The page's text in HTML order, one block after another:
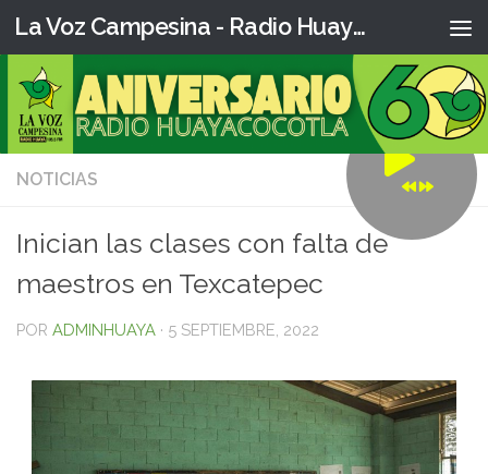
La Voz Campesina - Radio Huaya
NOTICIAS
Inician las clases con falta de
maestros en Texcatepec
POR ADMINHUAYA · 5 SEPTIEMBRE, 2022